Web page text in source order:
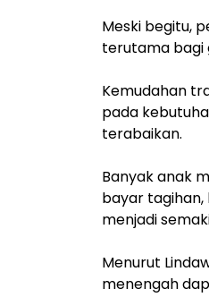
Meski begitu,
terutama bagi
Kemudahan
pada
terabaikan.
Banyak anak
bayar tagihan,
menjadi
Menurut
menengah